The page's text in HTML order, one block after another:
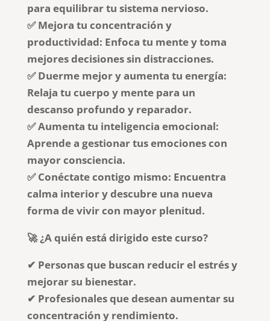
para equilibrar tu sistema nervioso.
✅ Mejora tu concentración y
productividad: Enfoca tu mente y toma
mejores decisiones sin distracciones.
✅ Duerme mejor y aumenta tu energía:
Relaja tu cuerpo y mente para un
descanso profundo y reparador.
✅ Aumenta tu inteligencia emocional:
Aprende a gestionar tus emociones con
mayor consciencia.
✅ Conéctate contigo mismo: Encuentra
calma interior y descubre una nueva
forma de vivir con mayor plenitud.
🚀 ¿A quién está dirigido este curso?
✔ Personas que buscan reducir el estrés y
mejorar su bienestar.
✔ Profesionales que desean aumentar su
concentración y rendimiento.